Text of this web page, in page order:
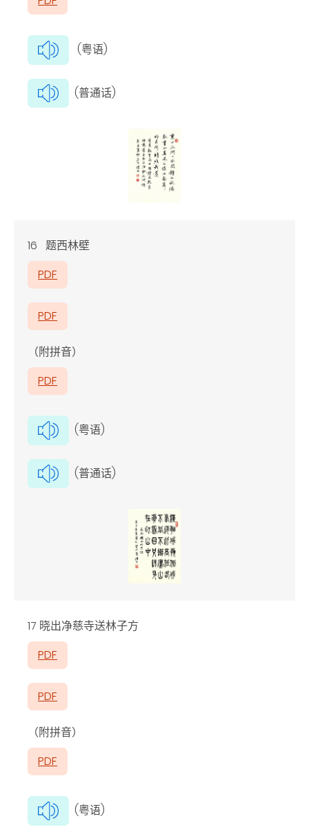
(粤语)
(普通话)
16 题西林壁
PDF
PDF
（附拼音）
PDF
(粤语)
(普通话)
17 晓出净慈寺送林子方
PDF
PDF
（附拼音）
PDF
(粤语)